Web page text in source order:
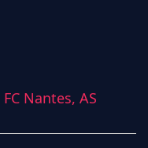
FC Nantes, AS